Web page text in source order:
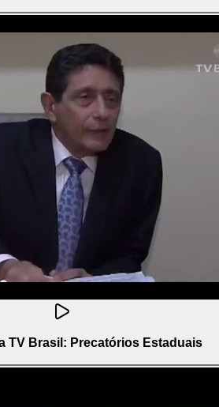
TV Brasil: Precatórios Estaduais